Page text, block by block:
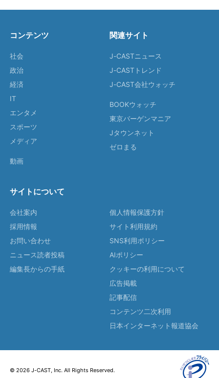
コンテンツ
社会
政治
経済
IT
エンタメ
スポーツ
メディア
動画
関連サイト
J-CASTニュース
J-CASTトレンド
J-CAST会社ウォッチ
BOOKウォッチ
東京バーゲンマニア
Jタウンネット
ゼロまる
サイトについて
会社案内
採用情報
お問い合わせ
ニュース読者投稿
編集長からの手紙
個人情報保護方針
サイト利用規約
SNS利用ポリシー
AIポリシー
クッキーの利用について
広告掲載
記事配信
コンテンツ二次利用
日本インターネット報道協会
© 2026 J-CAST, Inc. All Rights Reserved.